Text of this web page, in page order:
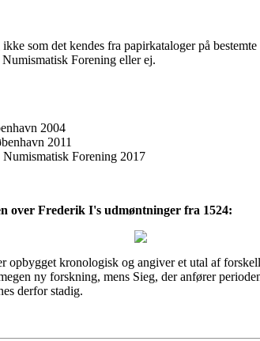
som det kendes fra papirkataloger på bestemte
Forening eller ej.
2004
2011
Forening 2017
over Frederik I's udmøntninger fra 1524:
opbygget kronologisk og angiver et utal af
ny forskning, mens Sieg, der anfører
derfor stadig.